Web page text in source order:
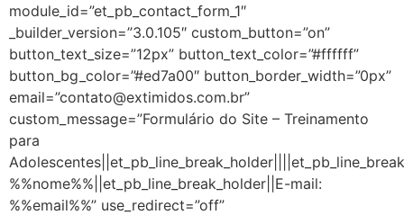
module_id=”et_pb_contact_form_1″
_builder_version=”3.0.105″ custom_button=”on”
button_text_size=”12px” button_text_color=”#ffffff”
button_bg_color=”#ed7a00″ button_border_width=”0px”
email=”contato@extimidos.com.br”
custom_message=”Formulário do Site – Treinamento
para
%%nome%%||et_pb_line_break_holder||E-mail:
%%email%%” use_redirect=”off”